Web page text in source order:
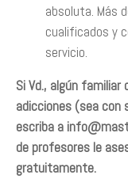
absoluta. Más
cualificados y
servicio.
Si Vd., algún
adicciones (sea
escriba a
de profesores le
gratuitamente.